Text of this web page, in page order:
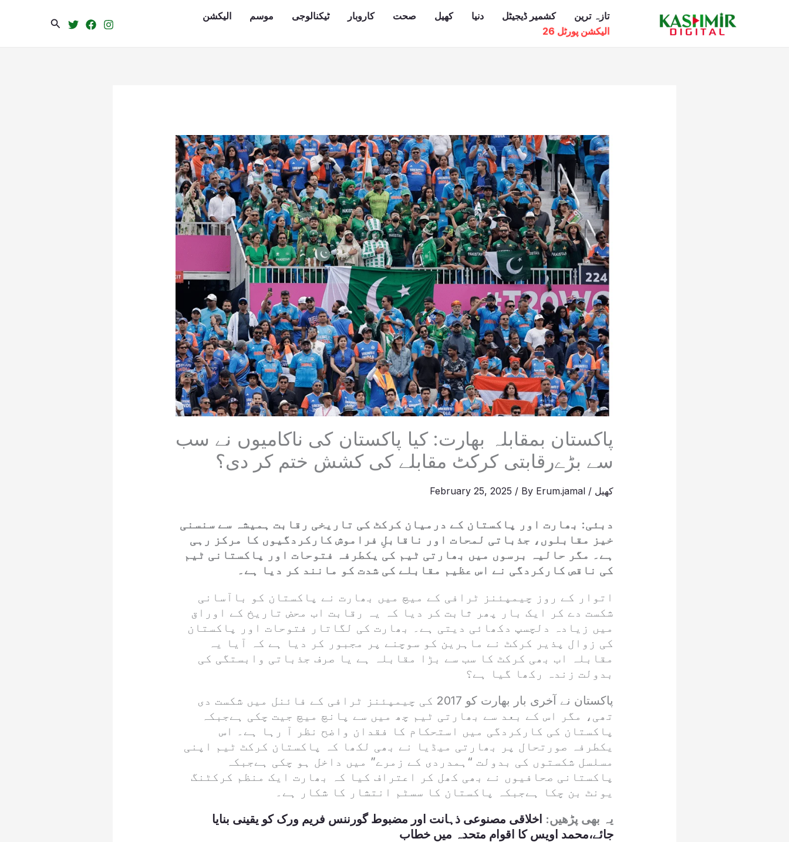
تازہ ترین کشمیر ڈیجیٹل دنیا کھیل صحت کاروبار ٹیکنالوجی موسم
الیکشن
الیکشن پورٹل 26
Search
پاکستان بمقابلہ بھارت: کیا پاکستان کی ناکامیوں نے سب
سے بڑےرقابتی کرکٹ مقابلے کی کشش ختم کر دی؟
کھیل /
February 25, 2025 / By Erum.jamal
دبئی: بھارت اور پاکستان کے درمیان کرکٹ کی تاریخی رقابت ہمیشہ سے سنسنی
خیز مقابلوں، جذباتی لمحات اور ناقابلِ فراموش کارکردگیوں کا مرکز رہی
ہے۔ مگر حالیہ برسوں میں بھارتی ٹیم کی یکطرفہ فتوحات اور پاکستانی ٹیم
کی ناقص کارکردگی نے اس عظیم مقابلے کی شدت کو مانند کر دیا ہے۔
اتوار کے روز چیمپئنز ٹرافی کے میچ میں بھارت نے پاکستان کو باآسانی
شکست دے کر ایک بار پھر ثابت کر دیا کہ یہ رقابت اب محض تاریخ کے اوراق
میں زیادہ دلچسپ دکھائی دیتی ہے۔ بھارت کی لگاتار فتوحات اور پاکستان
کی زوال پذیر کرکٹ نے ماہرین کو سوچنے پر مجبور کر دیا ہے کہ آیا یہ
مقابلہ اب بھی کرکٹ کا سب سے بڑا مقابلہ ہے یا صرف جذباتی وابستگی کی
بدولت زندہ رکھا گیا ہے؟
پاکستان نے آخری بار بھارت کو 2017 کی چیمپئنز ٹرافی کے فائنل میں شکست دی
تھی، مگر اس کے بعد سے بھارتی ٹیم چھ میں سے پانچ میچ جیت چکی ہےجبکہ
پاکستان کی کارکردگی میں استحکام کا فقدان واضح نظر آ رہا ہے۔ اس
یکطرفہ صورتحال پر بھارتی میڈیا نے بھی لکھا کہ پاکستان کرکٹ ٹیم اپنی
مسلسل شکستوں کی بدولت “ہمدردی کے زمرے” میں داخل ہو چکی ہےجبکہ
پاکستانی صحافیوں نے بھی کھل کر اعتراف کیا کہ بھارت ایک منظم کرکٹنگ
یونٹ بن چکا ہےجبکہ پاکستان کا سسٹم انتشار کا شکار ہے۔
یہ بھی پڑھیں: اخلاقی مصنوعی ذہانت اور مضبوط گورننس فریم ورک کو یقینی بنایا
جائے،محمد اویس کا اقوام متحدہ میں خطاب